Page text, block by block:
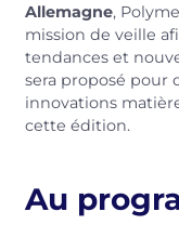
Allemagne,
mission de veille
tendances et
sera proposé pour
innovations
cette édition.
Au